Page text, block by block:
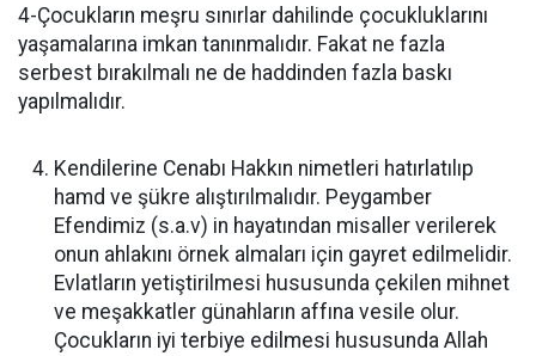
4-Çocukların meşru sınırlar dahilinde çocukluklarını
yaşamalarına imkan tanınmalıdır. Fakat ne fazla
serbest bırakılmalı ne de haddinden fazla baskı
yapılmalıdır.
Kendilerine Cenabı Hakkın nimetleri hatırlatılıp
hamd ve şükre alıştırılmalıdır. Peygamber
Efendimiz (s.a.v) in hayatından misaller verilerek
onun ahlakını örnek almaları için gayret edilmelidir.
Evlatların yetiştirilmesi hususunda çekilen mihnet
ve meşakkatler günahların affına vesile olur.
Çocukların iyi terbiye edilmesi hususunda Allah